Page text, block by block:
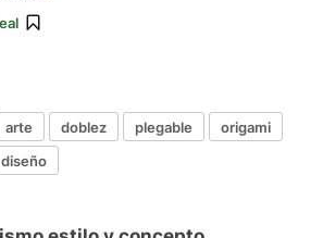
arte doblez plegable
origami